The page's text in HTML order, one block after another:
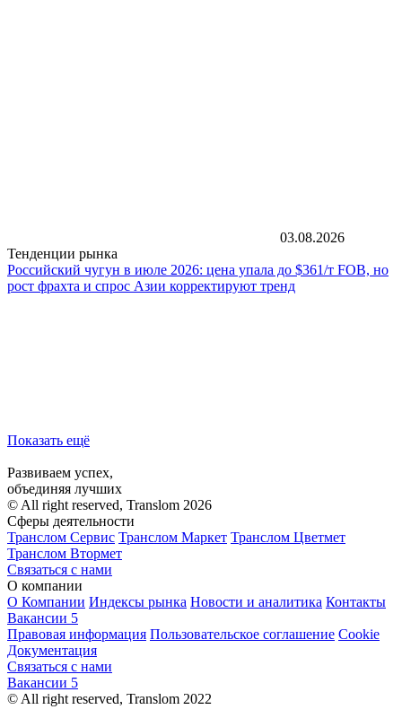
03.08.2026
Тенденции рынка
Российский чугун в июле 2026: цена упала до $361/т FOB, но
рост фрахта и спрос Азии корректируют тренд
Показать ещё
Развиваем успех,
объединяя лучших
© All right reserved, Translom 2026
Сферы деятельности
Транслом Сервис Транслом Маркет Транслом Цветмет
Транслом Втормет
Связаться с нами
О компании
О Компании Индексы рынка Новости и аналитика Контакты
Вакансии 5
Правовая информация Пользовательское соглашение Cookie
Документация
Связаться с нами
Вакансии 5
© All right reserved, Translom 2022